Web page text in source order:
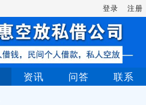
登录 注册
资讯 问答 联系